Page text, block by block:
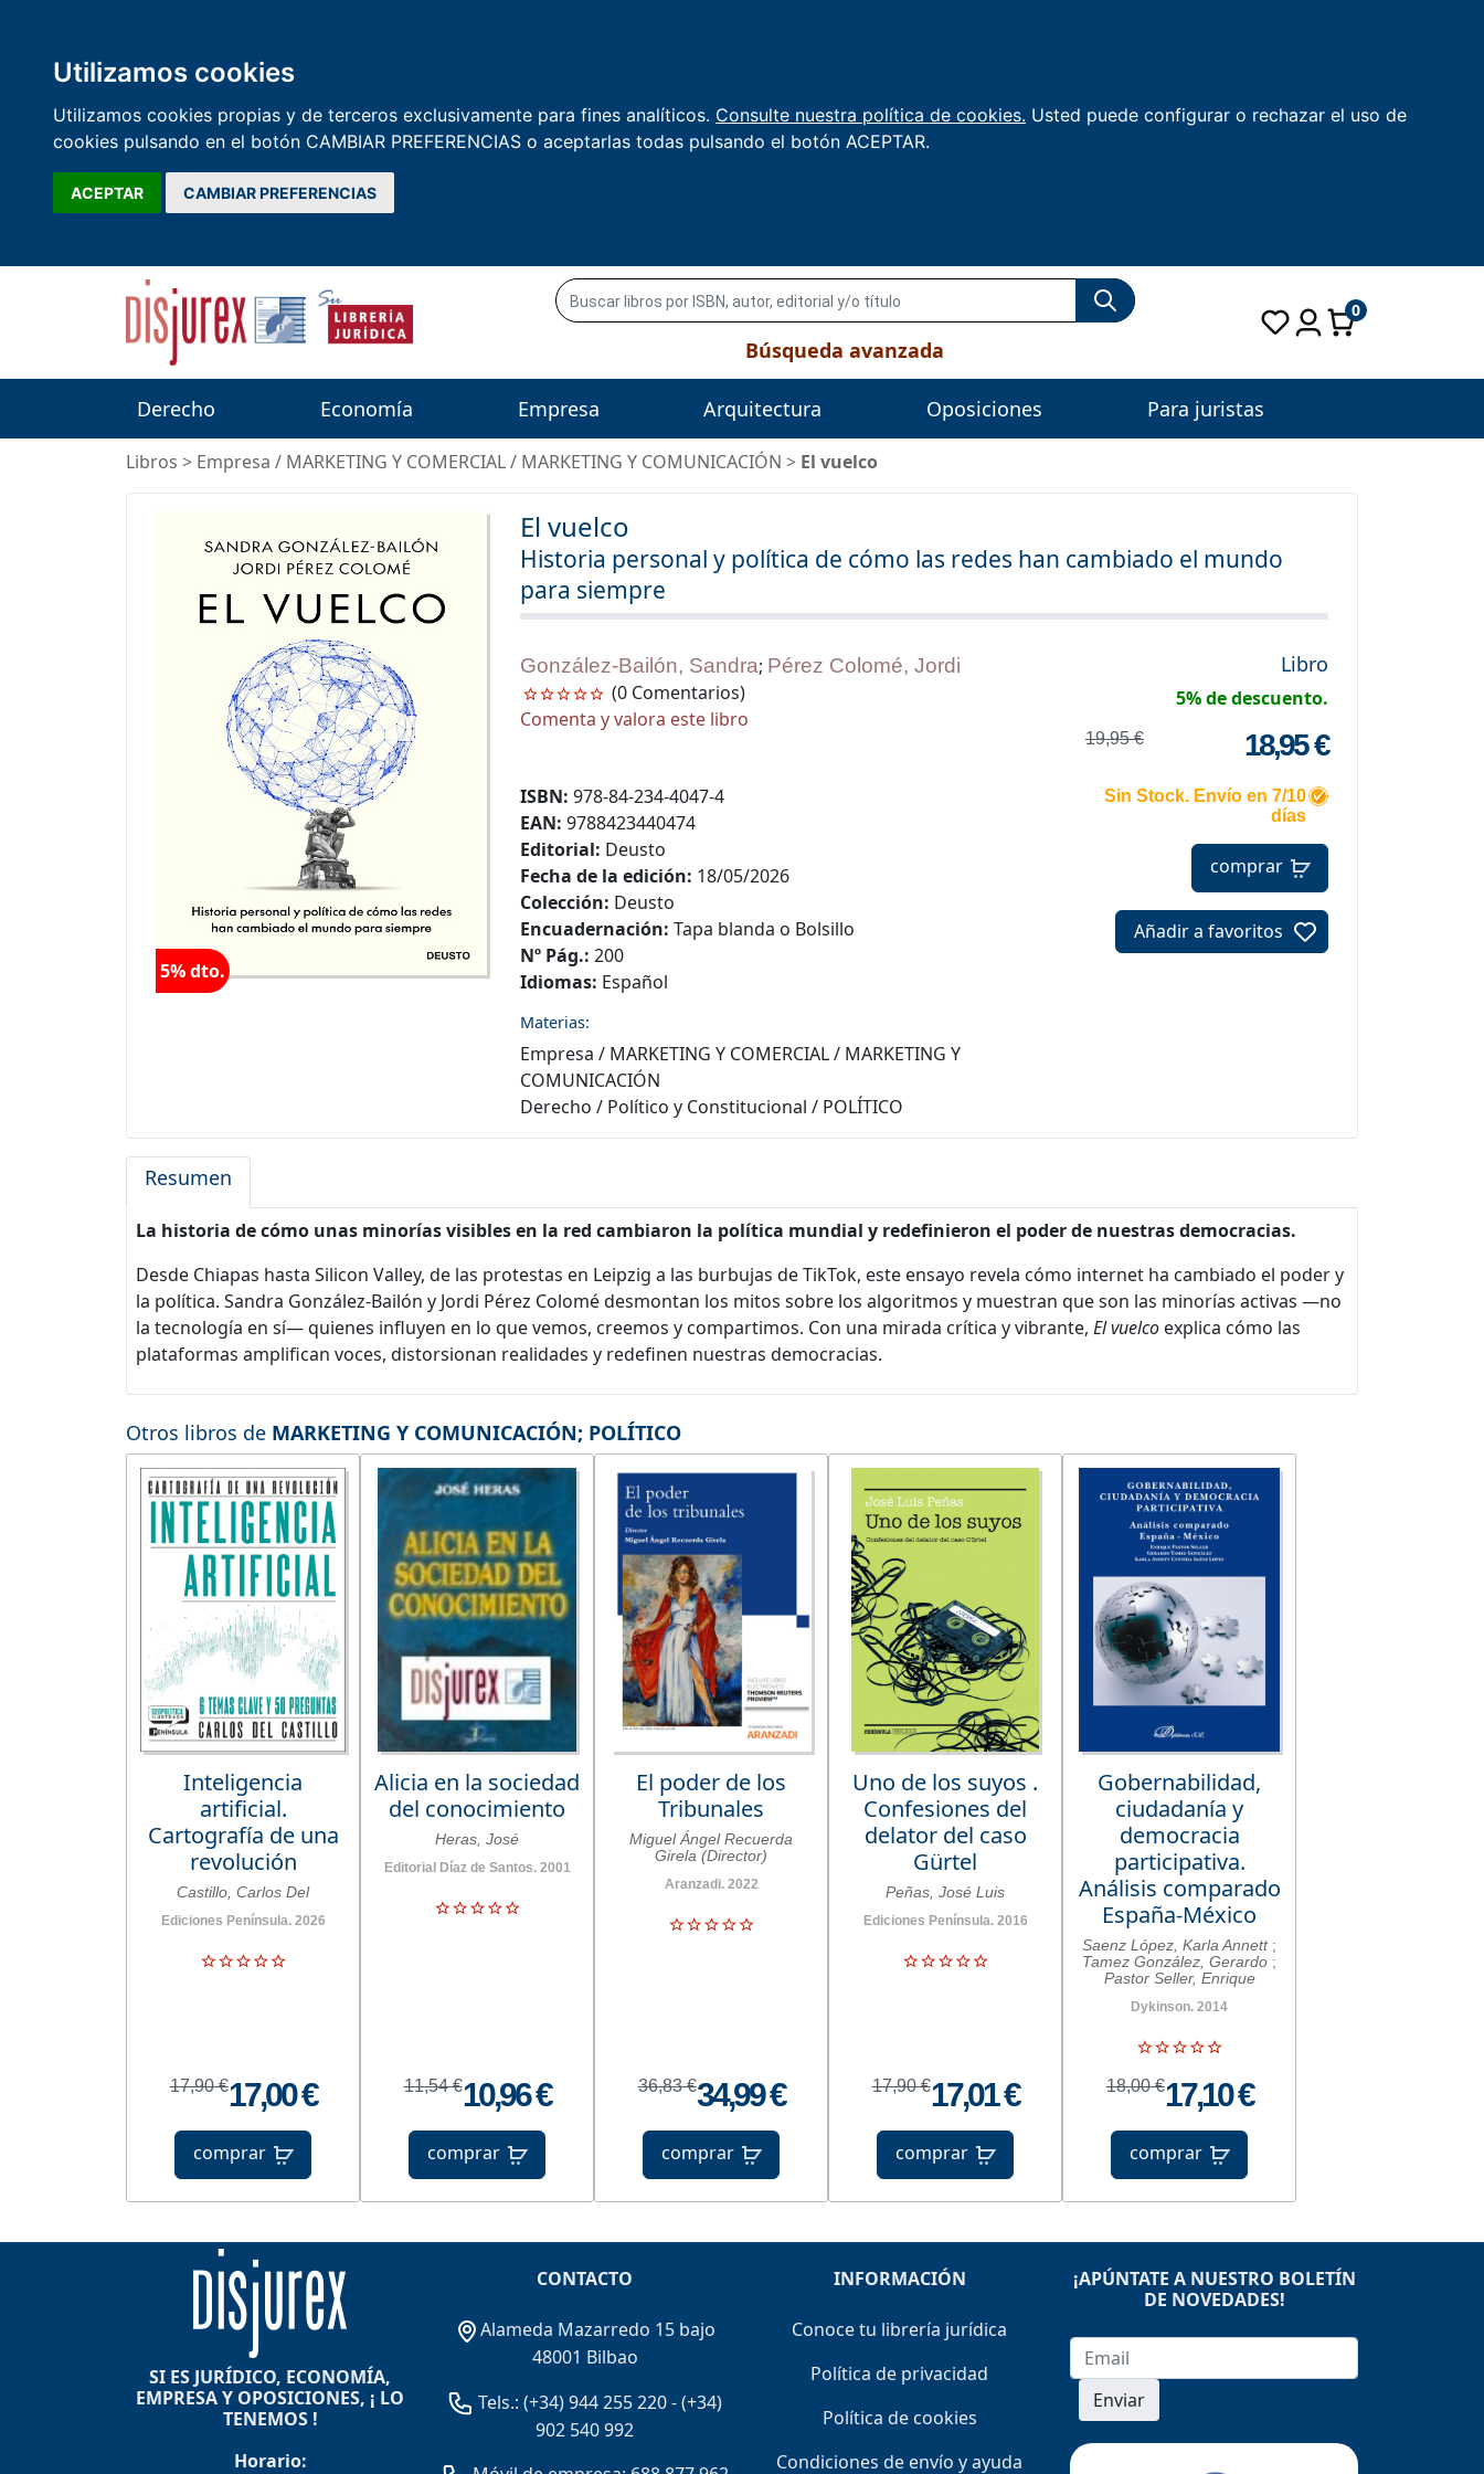
Utilizamos cookies
Utilizamos cookies propias y de terceros exclusivamente para fines analíticos. Consulte nuestra política de cookies. Usted puede configurar o rechazar el uso de
cookies pulsando en el botón CAMBIAR PREFERENCIAS o aceptarlas todas pulsando el botón ACEPTAR.
ACEPTAR CAMBIAR PREFERENCIAS
Búsqueda avanzada
0
Derecho Economía Empresa Arquitectura Oposiciones Para juristas
Libros > Empresa / MARKETING Y COMERCIAL/ MARKETING Y COMUNICACIÓN > El vuelco
El vuelco
Historia personal y política de cómo las redes han cambiado el mundo
para siempre
5% dto.
González-Bailón, Sandra; Pérez Colomé, Jordi
(0 Comentarios)
Comenta y valora este libro
Libro
5% de descuento.
19,95 € 18,95 €
Sin Stock. Envío en 7/10
días
comprar
Añadir a favoritos
ISBN: 978-84-234-4047-4
EAN: 9788423440474
Editorial: Deusto
Fecha de la edición: 18/05/2026
Colección: Deusto
Encuadernación: Tapa blanda o Bolsillo
Nº Pág.: 200
Idiomas: Español
Materias:
Empresa / MARKETING Y COMERCIAL/ MARKETING Y
COMUNICACIÓN
Derecho / Político y Constitucional / POLÍTICO
Resumen
La historia de cómo unas minorías visibles en la red cambiaron la política mundial y redefinieron el poder de nuestras democracias.
Desde Chiapas hasta Silicon Valley, de las protestas en Leipzig a las burbujas de TikTok, este ensayo revela cómo internet ha cambiado el poder y
la política. Sandra González-Bailón y Jordi Pérez Colomé desmontan los mitos sobre los algoritmos y muestran que son las minorías activas —no
la tecnología en sí— quienes influyen en lo que vemos, creemos y compartimos. Con una mirada crítica y vibrante, El vuelco explica cómo las
plataformas amplifican voces, distorsionan realidades y redefinen nuestras democracias.
Otros libros de MARKETING Y COMUNICACIÓN; POLÍTICO
Inteligencia
artificial.
Cartografía de una
revolución
Castillo, Carlos Del
Ediciones Península. 2026
17,90 €17,00 €
comprar
Alicia en la sociedad
del conocimiento
Heras, José
Editorial Díaz de Santos. 2001
11,54 €10,96 €
comprar
El poder de los
Tribunales
Miguel Ángel Recuerda
Girela (Director)
Aranzadi. 2022
36,83 €34,99 €
comprar
Uno de los suyos .
Confesiones del
delator del caso
Gürtel
Peñas, José Luis
Ediciones Península. 2016
17,90 €17,01 €
comprar
Gobernabilidad,
ciudadanía y
democracia
participativa.
Análisis comparado
España-México
Saenz López, Karla Annett ;
Tamez González, Gerardo ;
Pastor Seller, Enrique
Dykinson. 2014
18,00 €17,10 €
comprar
SI ES JURÍDICO, ECONOMÍA,
EMPRESA Y OPOSICIONES, ¡ LO
TENEMOS !
Horario:
CONTACTO
Alameda Mazarredo 15 bajo
48001 Bilbao
Tels.: (+34) 944 255 220-(+34)
902 540 992
INFORMACIÓN
Conoce tu librería jurídica
Política de privacidad
Política de cookies
Condiciones de envío y ayuda
¡APÚNTATE A NUESTRO BOLETÍN
DE NOVEDADES!
Enviar